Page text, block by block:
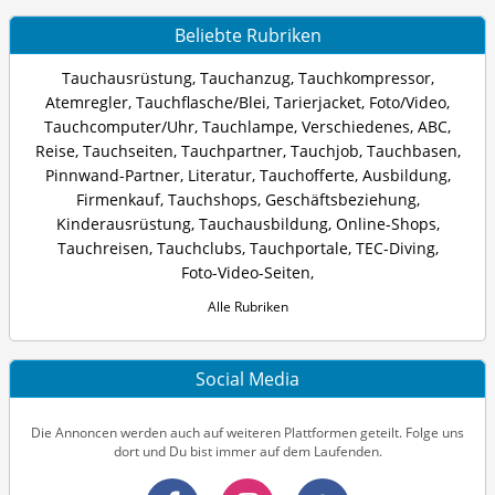
Beliebte Rubriken
Tauchausrüstung, Tauchanzug, Tauchkompressor,
Atemregler, Tauchflasche/Blei, Tarierjacket, Foto/Video,
Tauchcomputer/Uhr, Tauchlampe, Verschiedenes, ABC,
Reise, Tauchseiten, Tauchpartner, Tauchjob, Tauchbasen,
Pinnwand-Partner, Literatur, Tauchofferte, Ausbildung,
Firmenkauf, Tauchshops, Geschäftsbeziehung,
Kinderausrüstung, Tauchausbildung, Online-Shops,
Tauchreisen, Tauchclubs, Tauchportale, TEC-Diving,
Foto-Video-Seiten,
Alle Rubriken
Social Media
Die Annoncen werden auch auf weiteren Plattformen geteilt. Folge uns
dort und Du bist immer auf dem Laufenden.